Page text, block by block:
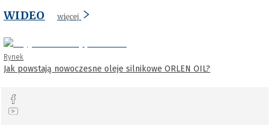
WIDEO więcej
Rynek
Jak powstają nowoczesne oleje silnikowe ORLEN OIL?